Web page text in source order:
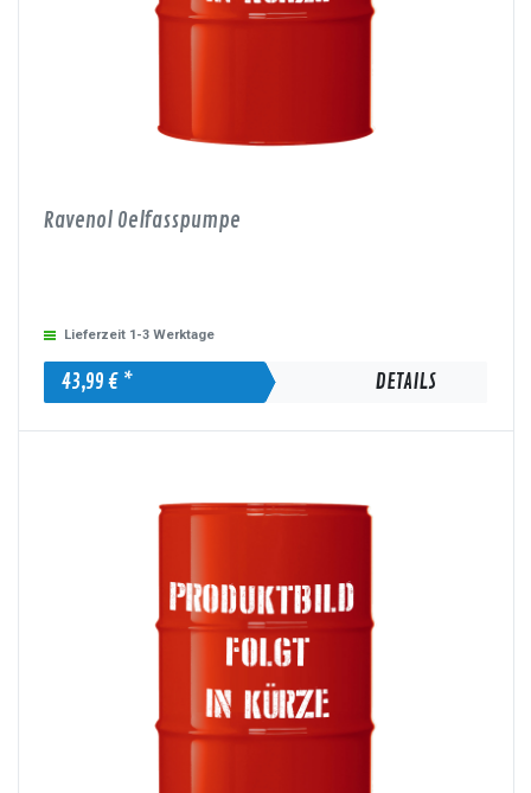
Ravenol Oelfasspumpe
Lieferzeit 1-3 Werktage
43,99 € * DETAILS